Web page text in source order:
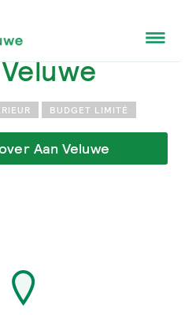
BUDGET LIMITÉ
Aan Veluwe